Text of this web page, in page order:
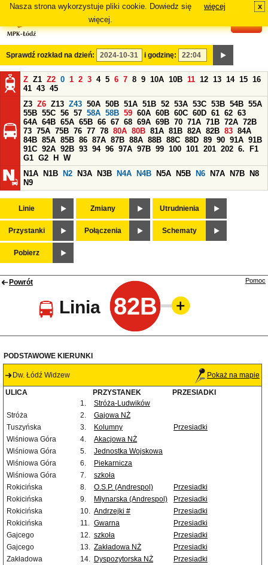
Nasza strona wykorzystuje pliki cookie. Dowiedz się
więcej.
więcej x
Sprawdź rozkład na dzień: i godzinę:
Z Z1 Z2 0 1 2 3 4 5 6 7 8 9 10A 10B 11 12 13 14 15 16
41 43 45
Z3 Z6 Z13 Z43 50A 50B 51A 51B 52 53A 53C 53B 54B 55A
55B 55C 56 57 58A 58B 59 60A 60B 60C 60D 61 62 63
64A 64B 65A 65B 66 67 68 69A 69B 70 71A 71B 72A 72B
73 75A 75B 76 77 78 80A 80B 81A 81B 82A 82B 83 84A
84B 85A 85B 86 87A 87B 88A 88B 88C 88D 89 90 91A 91B
91C 92A 92B 93 94 96 97A 97B 99 100 101 201 202 6.
F1
G1 G2 H
W
N1A
N1B N2 N3A N3B N4A N4B N5A N5B N6 N7A N7B
N8
N9
Linie Zmiany Utrudnienia
Przystanki Połączenia Schematy
Pobierz
Powrót
Linia 82B
Pomoc
PODSTAWOWE KIERUNKI
Dw. Łódź Widzew Pokaż na mapie
ULICA PRZYSTANEK
PRZESIADKI
1.
Stróża-Ludwików
Stróża
2.
Gajowa NŻ
Tuszyńska
3. Kolumny
Przesiadki
Wiśniowa Góra
4.
Akacjowa NŻ
Wiśniowa Góra
5.
Jednostka Wojskowa
Wiśniowa Góra
6.
Piekarnicza
Wiśniowa Góra
7.
szkoła
Rokicińska
8. O.S.P. (Andrespol)
Przesiadki
Rokicińska
9. Młynarska (Andrespol)
Przesiadki
Rokicińska
10. Andrzejki #
Przesiadki
Rokicińska
11. Gwarna
Przesiadki
Gajcego
12. szkoła
Przesiadki
Gajcego
13. Zakładowa NŻ
Przesiadki
Zakładowa
14. Dyspozytorska NŻ
Przesiadki